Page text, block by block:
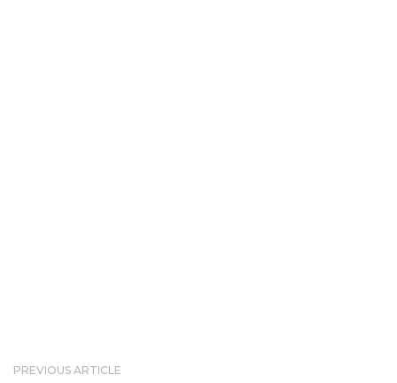
PREVIOUS ARTICLE